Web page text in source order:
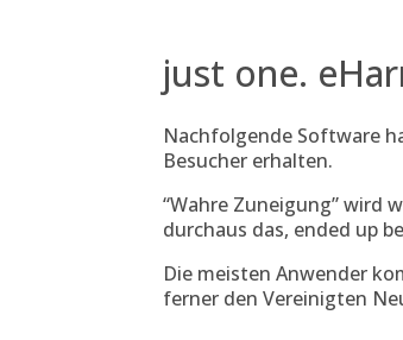
just one.
Nachfolgende Software
Besucher erhalten.
“Wahre Zuneigung” wird
durchaus das, ended up
Die meisten Anwender
ferner den Vereinigten